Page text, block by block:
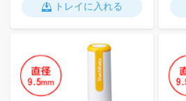
トレイに入れる